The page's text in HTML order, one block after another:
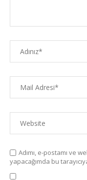
Adımı, e-postamı ve
yapacağımda bu